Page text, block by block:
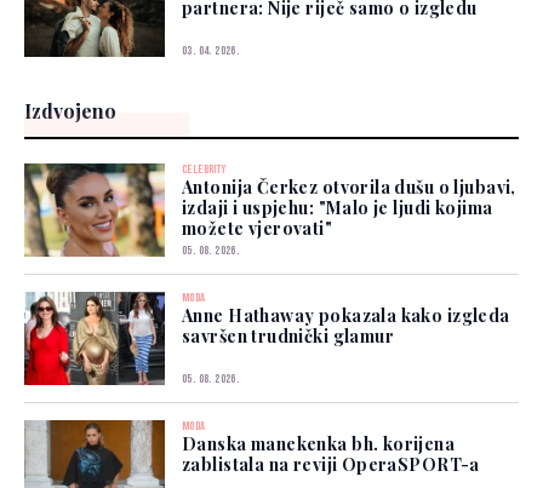
partnera: Nije riječ samo o izgledu
03. 04. 2026.
Izdvojeno
CELEBRITY
Antonija Čerkez otvorila dušu o ljubavi,
izdaji i uspjehu: "Malo je ljudi kojima
možete vjerovati"
05. 08. 2026.
MODA
Anne Hathaway pokazala kako izgleda
savršen trudnički glamur
05. 08. 2026.
MODA
Danska manekenka bh. korijena
zablistala na reviji OperaSPORT-a